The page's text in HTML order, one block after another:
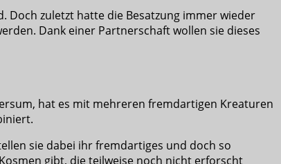
Doch zuletzt hatte die Besatzung immer wieder
Dank einer Partnerschaft wollen sie dieses
hat es mit mehreren fremdartigen Kreaturen
sie dabei ihr fremdartiges und doch so
gibt, die teilweise noch nicht erforscht